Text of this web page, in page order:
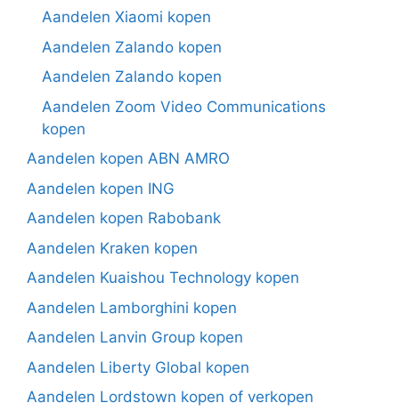
Aandelen Xiaomi kopen
Aandelen Zalando kopen
Aandelen Zalando kopen
Aandelen Zoom Video Communications
kopen
Aandelen kopen ABN AMRO
Aandelen kopen ING
Aandelen kopen Rabobank
Aandelen Kraken kopen
Aandelen Kuaishou Technology kopen
Aandelen Lamborghini kopen
Aandelen Lanvin Group kopen
Aandelen Liberty Global kopen
Aandelen Lordstown kopen of verkopen